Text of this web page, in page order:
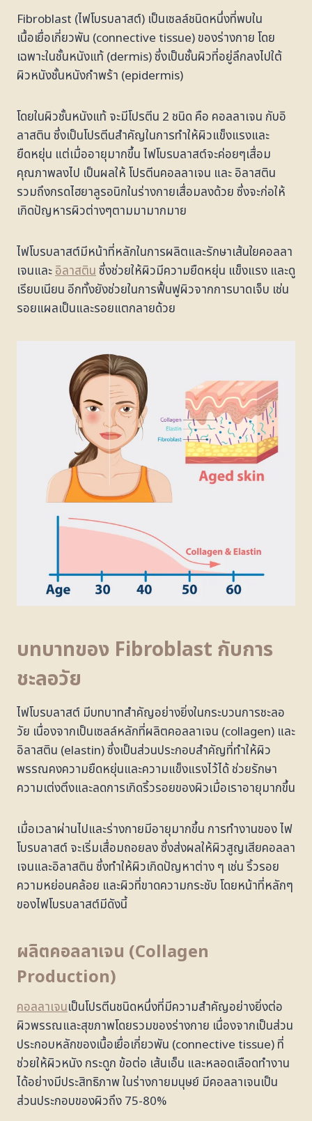
Fibroblast (ไฟโบรบลาสต์) เป็นเซลล์ชนิดหนึ่งที่พบใน
เนื้อเยื่อเกี่ยวพัน (connective tissue) ของร่างกาย โดย
เฉพาะในชั้นหนังแท้ (dermis) ซึ่งเป็นชั้นผิวที่อยู่ลึกลงไปใต้
ผิวหนังชั้นหนังกำพร้า (epidermis)
โดยในผิวชั้นหนังแท้ จะมีโปรตีน 2 ชนิด คือ คอลลาเจน กับอิ
ลาสติน ซึ่งเป็นโปรตีนสำคัญในการทำให้ผิวแข็งแรงและ
ยืดหยุ่น แต่เมื่ออายุมากขึ้น ไฟโบรบลาสต์จะค่อยๆเสื่อม
คุณภาพลงไป เป็นผลให้ โปรตีนคอลลาเจน และ อิลาสติน
รวมถึงกรดไฮยาลูรอนิกในร่างกายเสื่อมลงด้วย ซึ่งจะก่อให้
เกิดปัญหารผิวต่างๆตามมามากมาย
ไฟโบรบลาสต์มีหน้าที่หลักในการผลิตและรักษาเส้นใยคอลลา
เจนและอิลาสตินซึ่งช่วยให้ผิวมีความยืดหยุ่น แข็งแรง และดู
เรียบเนียน อีกทั้งยังช่วยในการฟื้นฟูผิวจากการบาดเจ็บ เช่น
รอยแผลเป็นและรอยแตกลายด้วย
บทบาทของ Fibroblast กับการ
ชะลอวัย
ไฟโบรบลาสต์ มีบทบาทสำคัญอย่างยิ่งในกระบวนการชะลอ
วัย เนื่องจากเป็นเซลล์หลักที่ผลิตคอลลาเจน (collagen) และ
อิลาสติน (elastin) ซึ่งเป็นส่วนประกอบสำคัญที่ทำให้ผิว
พรรณคงความยืดหยุ่นและความแข็งแรงไว้ได้ ช่วยรักษา
ความเต่งตึงและลดการเกิดริ้วรอยของผิวเมื่อเราอายุมากขึ้น
เมื่อเวลาผ่านไปและร่างกายมีอายุมากขึ้น การทำงานของ ไฟ
โบรบลาสต์ จะเริ่มเสื่อมถอยลง ซึ่งส่งผลให้ผิวสูญเสียคอลลา
เจนและอิลาสติน ซึ่งทำให้ผิวเกิดปัญหาต่าง ๆ เช่น ริ้วรอย
ความหย่อนคล้อย และผิวที่ขาดความกระชับ โดยหน้าที่หลักๆ
ของไฟโบรบลาสต์มีดังนี้
ผลิตคอลลาเจน (Collagen
Production)
คอลลาเจนเป็นโปรตีนชนิดหนึ่งที่มีความสำคัญอย่างยิ่งต่อ
ผิวพรรณและสุขภาพโดยรวมของร่างกาย เนื่องจากเป็นส่วน
ประกอบหลักของเนื้อเยื่อเกี่ยวพัน (connective tissue) ที่
ช่วยให้ผิวหนัง กระดูก ข้อต่อ เส้นเอ็น และหลอดเลือดทำงาน
ได้อย่างมีประสิทธิภาพ ในร่างกายมนุษย์ มีคอลลาเจนเป็น
ส่วนประกอบของผิวถึง 75-80%